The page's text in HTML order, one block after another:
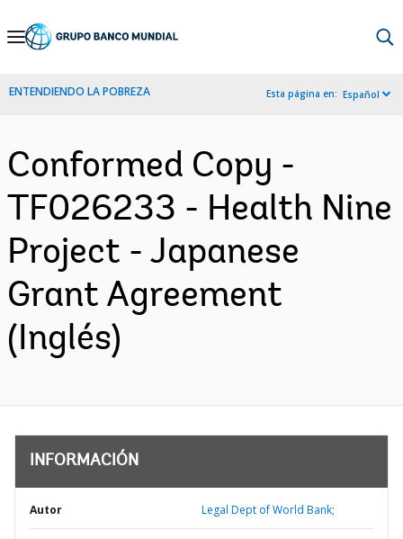
Skip
Navigation
ENTENDIENDO LA POBREZA Esta página en: Español
Conformed Copy -
TF026233 - Health Nine
Project - Japanese
Grant Agreement
(Inglés)
INFORMACIÓN
Autor Legal Dept of World Bank;